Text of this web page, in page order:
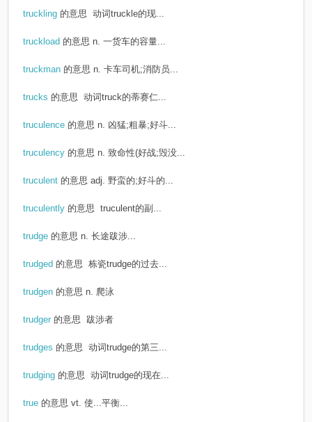
truckling 的意思 动词truckle的现...
truckload 的意思 n. 一货车的容量...
truckman 的意思 n. 卡车司机;消防员...
trucks 的意思 动词truck的蒂赛仁...
truculence 的意思 n. 凶猛;粗暴;好斗...
truculency 的意思 n. 致命性(好战;毁没...
truculent 的意思 adj. 野蛮的;好斗的...
truculently 的意思 truculent的副...
trudge 的意思 n. 长途跋涉...
trudged 的意思 栋瓷trudge的过去...
trudgen 的意思 n. 爬泳
trudger 的意思 跋涉者
trudges 的意思 动词trudge的第三...
trudging 的意思 动词trudge的现在...
true 的意思 vt. 使...平衡...